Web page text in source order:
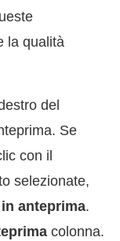
la qualità
del
Se
con il
selezionate,
anteprima.
colonna.